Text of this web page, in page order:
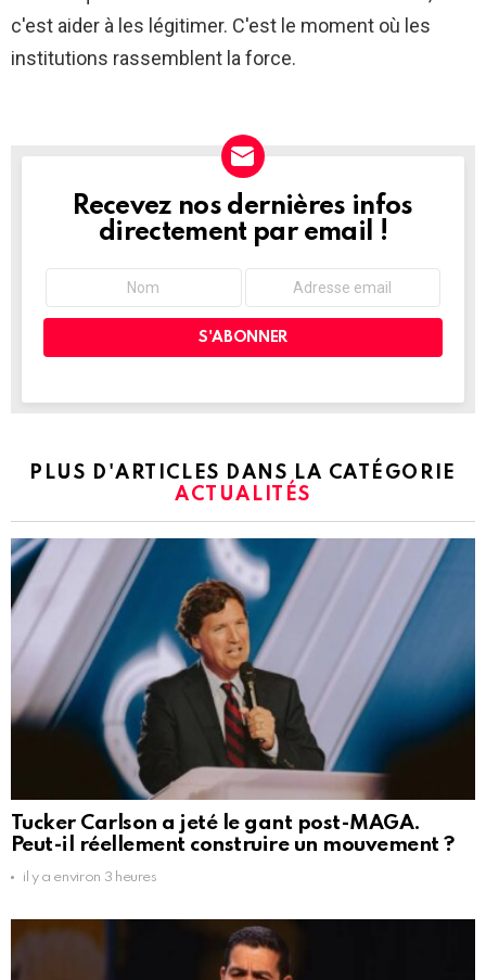
c'est aider à les légitimer. C'est le moment où les
institutions rassemblent la force.
NEWSLETTER
Recevez nos dernières infos
directement par email !
PLUS D'ARTICLES DANS LA CATÉGORIE
ACTUALITÉS
Tucker Carlson a jeté le gant post-MAGA.
Peut-il réellement construire un mouvement ?
il y a environ 3 heures